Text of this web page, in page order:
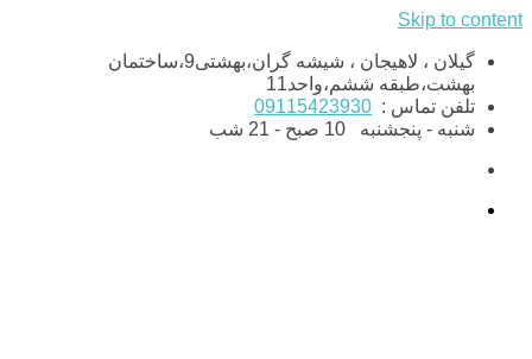
Skip to content
گیلان ، لاهیجان ، شیشه گران،بهشتی9،ساختمان
بهشت،طبقه ششم،واحد11
تلفن تماس : 09115423930
شنبه - پنجشنبه